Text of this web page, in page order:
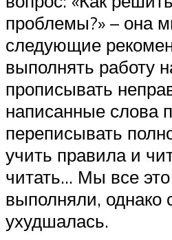
проблемы?» – она
следующие
выполнять работу
прописывать
написанные слова
переписывать
учить правила и
читать… Мы все
выполняли, однако
ухудшалась.